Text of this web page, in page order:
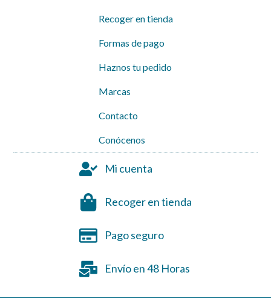
Recoger en tienda
Formas de pago
Haznos tu pedido
Marcas
Contacto
Conócenos
Mi cuenta
Recoger en tienda
Pago seguro
Envío en 48 Horas